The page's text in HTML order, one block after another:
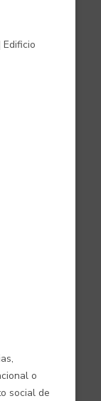
o
social de